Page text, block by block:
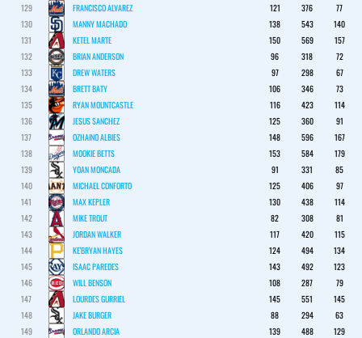
129
FRANCISCO ALVAREZ 121 376
77
130
MANNY MACHADO 138 543
140
131
KETEL MARTE 150 569
157
132
BRIAN ANDERSON 96 318
72
133
DREW WATERS 97 298
67
134
BRETT BATY 106 346
73
135
RYAN MOUNTCASTLE 116 423
114
136
JESUS SANCHEZ 125 360
91
137
OZHAINO ALBIES 148 596
167
138
MOOKIE BETTS 153 584
179
139
YOAN MONCADA 91 331
85
140
MICHAEL CONFORTO 125 406
97
141
MAX KEPLER 130 438
114
142
MIKE TROUT 82 308
81
143
JORDAN WALKER 117 420
115
144
KE'BRYAN HAYES 124 494
134
145
ISAAC PAREDES 143 492
123
146
WILL BENSON 108 287
79
147
LOURDES GURRIEL 145 551
145
148
JAKE BURGER 88 294
63
149
ORLANDO ARCIA 139 488
129